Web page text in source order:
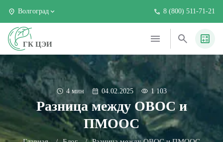
Волгоград 8 (800) 511-71-21
ГК ЦЭИ
4 мин 04.02.2025 1 103
Разница между ОВОС и
ПМООС